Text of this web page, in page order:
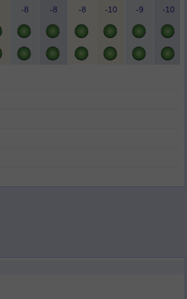
-8 -8 -8 -10 -9 -10